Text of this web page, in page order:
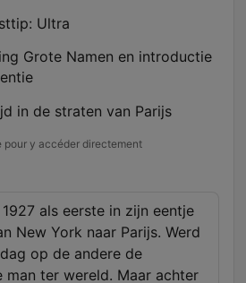
Ultra
Grote Namen en introductie
in de straten van Parijs
pour y accéder directement
als eerste in zijn eentje
New York naar Parijs. Werd
op de andere de
man ter wereld. Maar achter